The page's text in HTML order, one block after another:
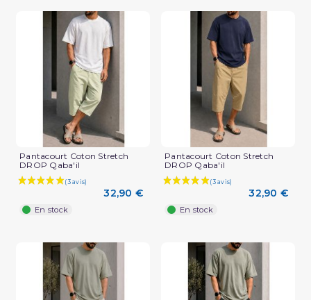
Pantacourt Coton Stretch
DROP Qaba'il
32,90 €
En stock
Pantacourt Coton Stretch
DROP Qaba'il
32,90 €
En stock